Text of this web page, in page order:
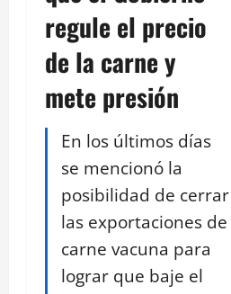
regule el precio
de la carne y
mete presión
En los últimos días
se mencionó la
posibilidad de cerrar
las exportaciones de
carne vacuna para
lograr que baje el